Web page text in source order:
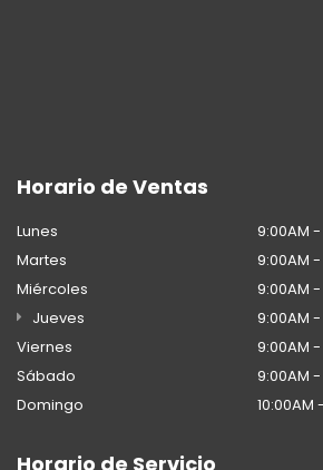
Horario de Ventas
Lunes
9:00AM -
Martes
9:00AM -
Miércoles
9:00AM -
Jueves
9:00AM -
Viernes
9:00AM -
Sábado
9:00AM -
Domingo
10:00AM
Horario de Servicio